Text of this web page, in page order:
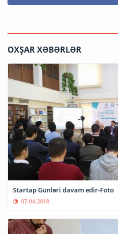
OXŞAR XƏBƏRLƏR
Startap Günləri davam edir-Foto
07-04-2018